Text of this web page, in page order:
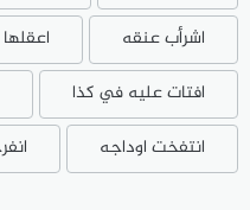
اشرأب عنقه
افتات عليه في كذا
انتفخت اوداجه